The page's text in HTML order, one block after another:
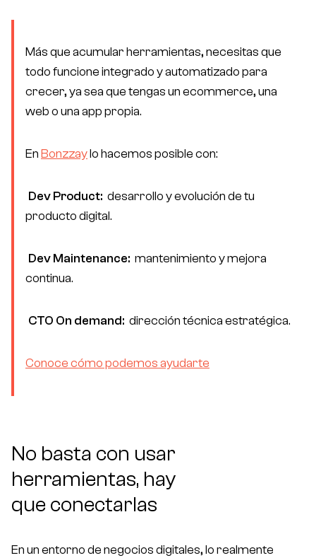
Casos de éxito
Faqs
Más que acumular herramientas, necesitas que
todo funcione integrado y automatizado para
crecer, ya sea que tengas un ecommerce, una
web o una app propia.
EnBonzzaylo hacemos posible con:
Dev Product: desarrollo y evolución de tu
producto digital.
Dev Maintenance: mantenimiento y mejora
continua.
CTO On demand: dirección técnica estratégica.
Conoce cómo podemos ayudarte
No basta con usar
herramientas, hay
que conectarlas
En un entorno de negocios digitales, lo realmente